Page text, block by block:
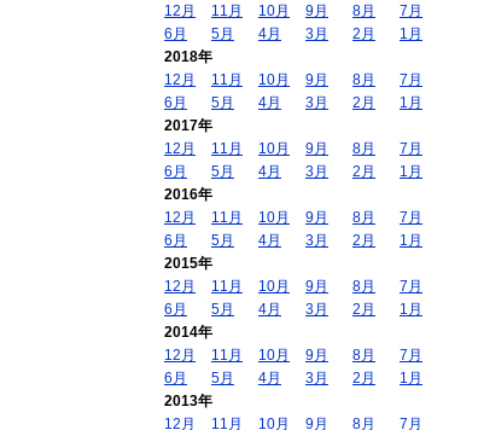
12月
11月 10月 9月 8月
7月
6月
5月 4月 3月 2月
1月
2018年
12月
11月 10月 9月 8月
7月
6月
5月 4月 3月 2月
1月
2017年
12月
11月 10月 9月 8月
7月
6月
5月 4月 3月 2月
1月
2016年
12月
11月 10月 9月 8月
7月
6月
5月 4月 3月 2月
1月
2015年
12月
11月 10月 9月 8月
7月
6月
5月 4月 3月 2月
1月
2014年
12月
11月 10月 9月 8月
7月
6月
5月 4月 3月 2月
1月
2013年
12月
11月 10月 9月 8月 7月